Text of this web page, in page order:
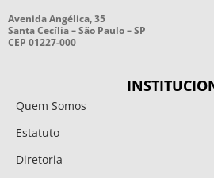
Avenida Angélica, 35
Santa Cecília – São Paulo – SP
CEP 01227-000
Quem Somos
Estatuto
Diretoria